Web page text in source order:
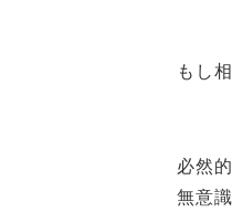
もし
必然
無意